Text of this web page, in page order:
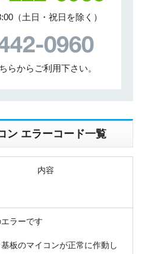
（土日・祝日を除く）
らからご利用下さい。
ン エラーコード一覧
内容
ラーです
板のマイコンが正常に作動し